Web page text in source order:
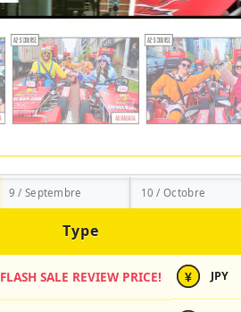
9 / Septembre 10 / Octobre
Type
FLASH SALE REVIEW PRICE! ¥ JPY